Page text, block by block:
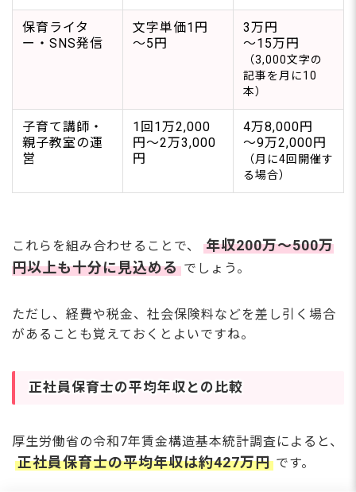
保育ライタ
ー・SNS発信
文字単価1円
〜5円
3万円
〜15万円
（3,000文字の
記事を月に10
本）
子育て講師・
親子教室の運
営
1回1万2,000
円〜2万3,000
円
4万8,000円
〜9万2,000円
（月に4回開催す
る場合）
これらを組み合わせることで、
年収200万〜500万
円以上も十分に見込める でしょう。
ただし、経費や税金、社会保険料などを差し引く場合
があることも覚えておくとよいですね。
正社員保育士の平均年収との比較
厚生労働省の令和7年賃金構造基本統計調査によると、
正社員保育士の平均年収は約427万円 です。